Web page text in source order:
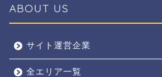
ABOUT US
サイト運営企業
全エリア一覧